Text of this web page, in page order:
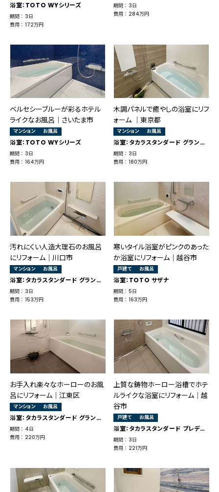
浴室：TOTO WYシリーズ
期間 ： 3日
費用 ： 172万円
期間 ： 3日
費用 ： 284万円
ベルセシーブルーが彩るホテル
ライクなお風呂｜さいたま市
マンション お風呂
浴室：TOTO WYシリーズ
期間 ： 3日
費用 ： 164万円
木調パネルで癒やしの浴室にリフ
ォーム ​｜東京都
マンション お風呂
浴室：タカラスタンダード グランスパ
期間 ： 3日
費用 ： 180万円
汚れにくい人造大理石のお風呂
にリフォーム｜川口市
マンション お風呂
浴室：タカラスタンダード グランスパ
期間 ： 3日
費用 ： 153万円
寒いタイル浴室がピンクのあった
か浴室にリフォーム｜越谷市
戸建て お風呂
浴室：TOTO サザナ
期間 ： 5日
費用 ： 163万円
お手入れ楽々なホーローのお風
呂にリフォーム｜江東区
マンション お風呂
浴室：タカラスタンダード グランスパ
期間 ： 4日
費用 ： 220万円
上質な鋳物ホーロー浴槽でホテ
ルライクな浴室にリフォーム｜越
谷市
戸建て お風呂
浴室：タカラスタンダード プレデンシア
期間 ： 3日
費用 ： 221万円